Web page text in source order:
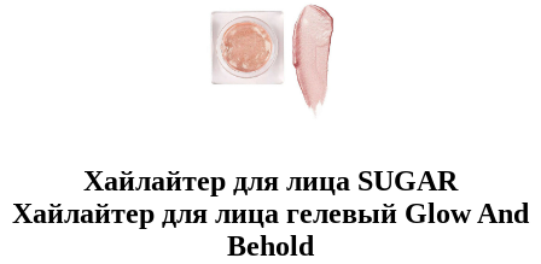
Хайлайтер для лица SUGAR
Хайлайтер для лица гелевый Glow And
Behold